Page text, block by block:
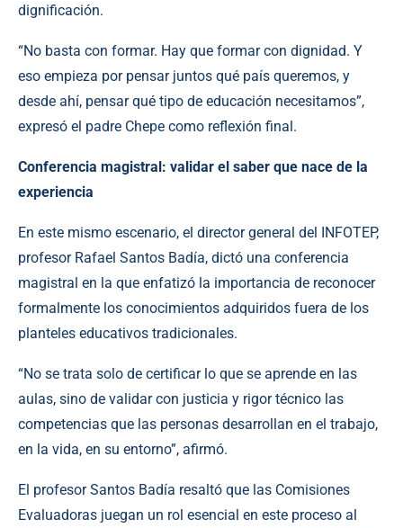
dignificación.
“No basta con formar. Hay que formar con dignidad. Y
eso empieza por pensar juntos qué país queremos, y
desde ahí, pensar qué tipo de educación necesitamos”,
expresó el padre Chepe como reflexión final.
Conferencia magistral: validar el saber que nace de la
experiencia
En este mismo escenario, el director general del INFOTEP,
profesor Rafael Santos Badía, dictó una conferencia
magistral en la que enfatizó la importancia de reconocer
formalmente los conocimientos adquiridos fuera de los
planteles educativos tradicionales.
“No se trata solo de certificar lo que se aprende en las
aulas, sino de validar con justicia y rigor técnico las
competencias que las personas desarrollan en el trabajo,
en la vida, en su entorno”, afirmó.
El profesor Santos Badía resaltó que las Comisiones
Evaluadoras juegan un rol esencial en este proceso al